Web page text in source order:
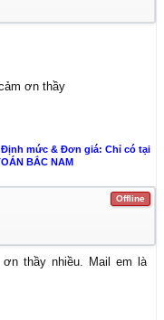
(nếu có nhu cầu)
file giáo trình.
ơn thầy
mức & Đơn giá: Chỉ có tại
BẮC NAM
Offline
thầy nhiều. Mail em là